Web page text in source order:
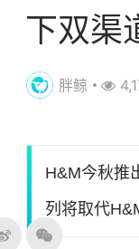
下双渠
胖鲸
H&M今秋推
列将取代